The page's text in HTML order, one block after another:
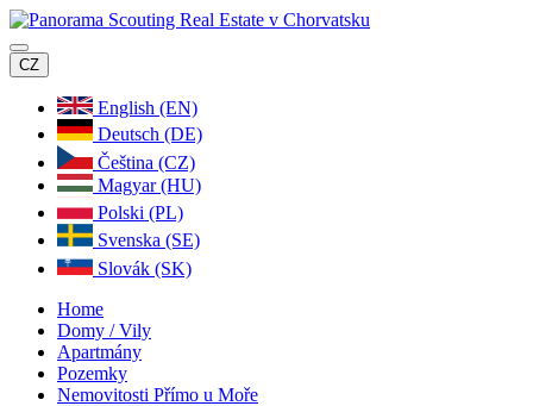
CZ
English (EN)
Deutsch (DE)
Čeština (CZ)
Magyar (HU)
Polski (PL)
Svenska (SE)
Slovák (SK)
Home
Domy / Vily
Apartmány
Pozemky
Nemovitosti Přímo u Moře